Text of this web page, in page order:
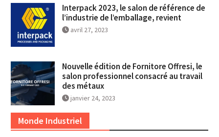
Interpack 2023, le salon de référence de
l’industrie de l’emballage, revient
avril 27, 2023
Nouvelle édition de Fornitore Offresi, le
salon professionnel consacré au travail
des métaux
janvier 24, 2023
Monde Industriel